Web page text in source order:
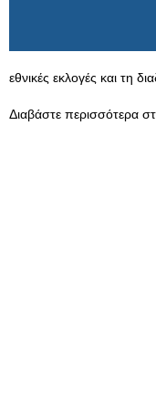
εθνικές εκλογές και τη
Διαβάστε περισσότερα